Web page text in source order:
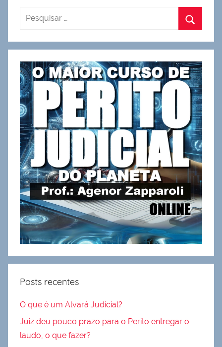
Posts recentes
O que é um Alvará Judicial?
Juiz deu pouco prazo para o Perito entregar o
laudo, o que fazer?